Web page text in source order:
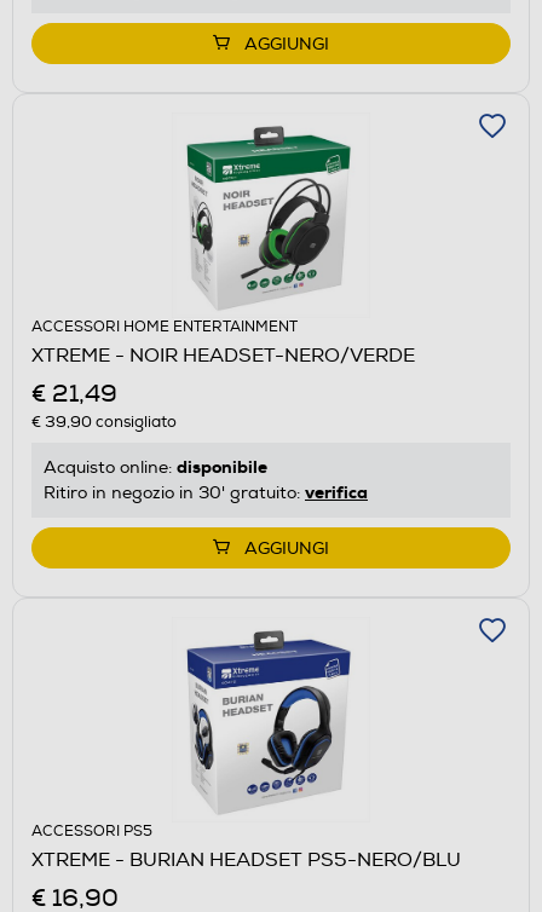
AGGIUNGI
ACCESSORI HOME ENTERTAINMENT
XTREME - NOIR HEADSET-NERO/VERDE
€ 21,49
€ 39,90consigliato
Acquisto online: disponibile
Ritiro in negozio in 30' gratuito: verifica
AGGIUNGI
ACCESSORI PS5
XTREME - BURIAN HEADSET PS5-NERO/BLU
€ 16,90